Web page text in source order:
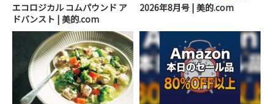
エコロジカル コムパウンド ア
ドバンスト | 美的.com
2026年8月号 | 美的.com